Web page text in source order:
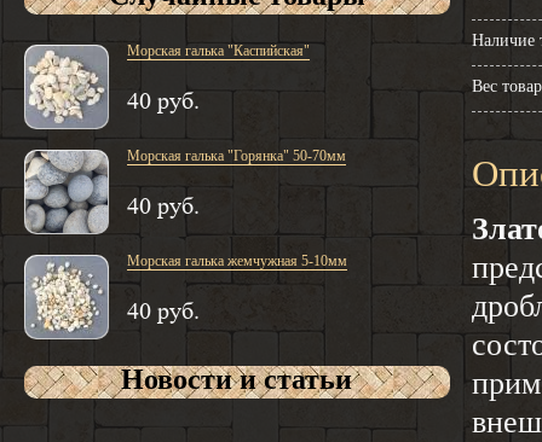
Морская галька "Каспийская"
40 руб.
Морская галька "Горянка" 50-70мм
40 руб.
Морская галька жемчужная 5-10мм
40 руб.
Новости и статьи
Наличие
Вес